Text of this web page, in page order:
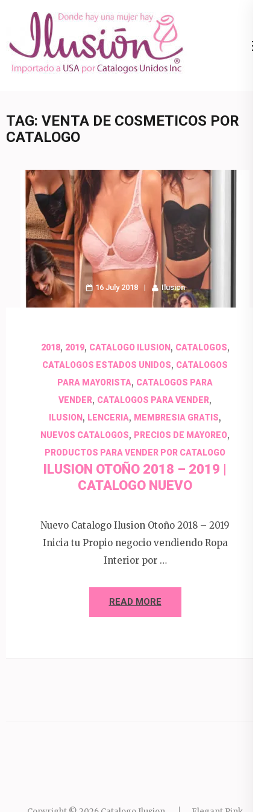
content
(Press
Ropa Interior
800.825.9452
TAG: VENTA DE COSMETICOS POR
CATALOGO
16 July 2018 Ilusion
2018, 2019, CATALOGO ILUSION, CATALOGOS,
CATALOGOS ESTADOS UNIDOS, CATALOGOS
PARA MAYORISTA, CATALOGOS PARA
VENDER, CATALOGOS PARA VENDER,
ILUSION , LENCERIA, MEMBRESIA GRATIS,
NUEVOS CATALOGOS, PRECIOS DE MAYOREO,
PRODUCTOS PARA VENDER POR CATALOGO
ILUSION OTOÑO 2018 – 2019 |
CATALOGO NUEVO
Nuevo Catalogo Ilusion Otoño 2018 – 2019
Inicia tu Propio negocio vendiendo Ropa
Interior por …
READ MORE